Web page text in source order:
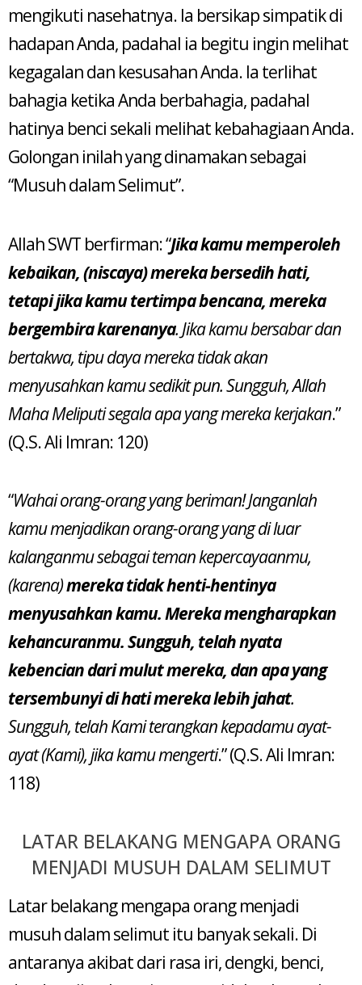
mengikuti nasehatnya. Ia bersikap simpatik di
hadapan Anda, padahal ia begitu ingin melihat
kegagalan dan kesusahan Anda. Ia terlihat
bahagia ketika Anda berbahagia, padahal
hatinya benci sekali melihat kebahagiaan Anda.
Golongan inilah yang dinamakan sebagai
“Musuh dalam Selimut”.
Allah SWT berfirman: “Jika kamu memperoleh
kebaikan, (niscaya) mereka bersedih hati,
tetapi jika kamu tertimpa bencana, mereka
bergembira karenanya. Jika kamu bersabar dan
bertakwa, tipu daya mereka tidak akan
menyusahkan kamu sedikit pun. Sungguh, Allah
Maha Meliputi segala apa yang mereka kerjakan.”
(Q.S. Ali Imran: 120)
“Wahai orang-orang yang beriman! Janganlah
kamu menjadikan orang-orang yang di luar
kalanganmu sebagai teman kepercayaanmu,
(karena)mereka tidak henti-hentinya
menyusahkan kamu. Mereka mengharapkan
kehancuranmu. Sungguh, telah nyata
kebencian dari mulut mereka, dan apa yang
tersembunyi di hati mereka lebih jahat.
Sungguh, telah Kami terangkan kepadamu ayat-
ayat (Kami), jika kamu mengerti.” (Q.S. Ali Imran:
118)
LATAR BELAKANG MENGAPA ORANG
MENJADI MUSUH DALAM SELIMUT
Latar belakang mengapa orang menjadi
musuh dalam selimut itu banyak sekali. Di
antaranya akibat dari rasa iri, dengki, benci,